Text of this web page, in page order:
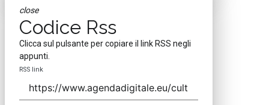
close
Codice Rss
Clicca sul pulsante per copiare il link RSS negli
appunti.
RSS link